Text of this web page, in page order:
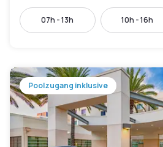
07h - 13h 10h - 16h
Poolzugang inklusive